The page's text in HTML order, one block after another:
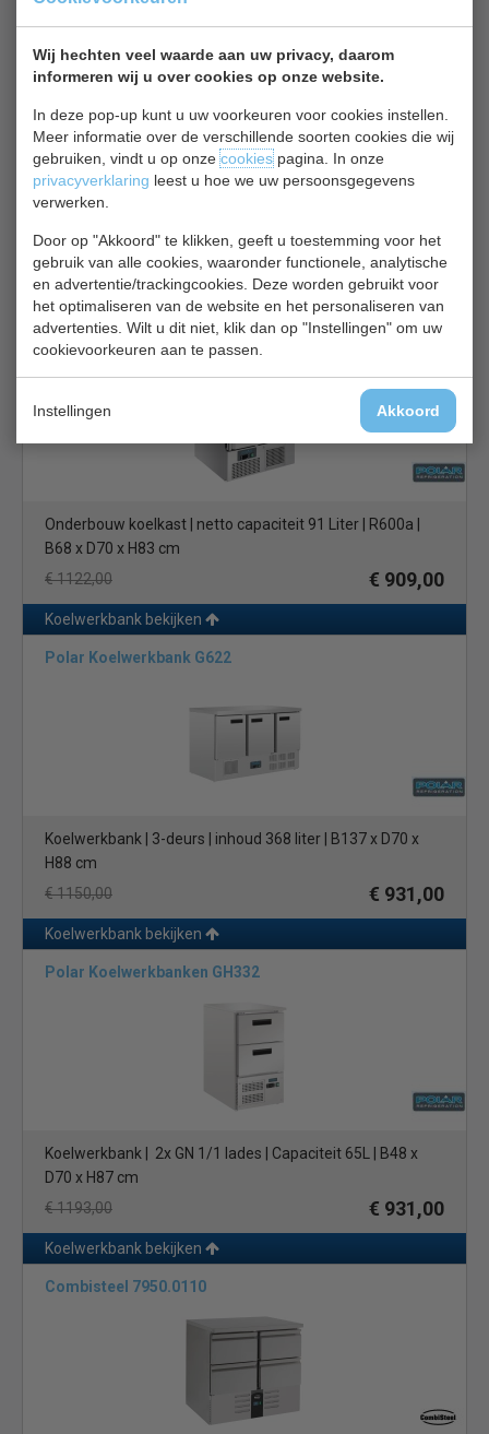
Wij hechten veel waarde aan uw privacy, daarom
informeren wij u over cookies op onze website.
In deze pop-up kunt u uw voorkeuren voor cookies instellen.
Meer informatie over de verschillende soorten cookies die wij
gebruiken, vindt u op onzecookiespagina. In onze
privacyverklaring leest u hoe we uw persoonsgegevens
verwerken.
Door op "Akkoord" te klikken, geeft u toestemming voor het
gebruik van alle cookies, waaronder functionele, analytische
en advertentie/trackingcookies. Deze worden gebruikt voor
het optimaliseren van de website en het personaliseren van
advertenties. Wilt u dit niet, klik dan op "Instellingen" om uw
cookievoorkeuren aan te passen.
Instellingen Akkoord
EcoFrost Koelwerkbank 7950.5035
Koelwerkbank | 2 deuren | B136 x D70 x H85 cm
€ 1200,00
€ 864,00
Koelwerkbank bekijken
Polar koelwerkbank UA010
Onderbouw koelkast | netto capaciteit 91 Liter | R600a |
B68 x D70 x H83 cm
€ 1122,00
€ 909,00
Koelwerkbank bekijken
Polar Koelwerkbank G622
Koelwerkbank | 3-deurs | inhoud 368 liter | B137 x D70 x
H88 cm
€ 1150,00
€ 931,00
Koelwerkbank bekijken
Polar Koelwerkbanken GH332
Koelwerkbank | 2x GN 1/1 lades | Capaciteit 65L | B48 x
D70 x H87 cm
€ 1193,00
€ 931,00
Koelwerkbank bekijken
Combisteel 7950.0110